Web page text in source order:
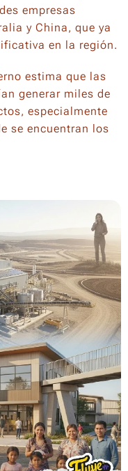
empresas
y China, que ya
en la región.
estima que las
generar miles de
especialmente
se encuentran los